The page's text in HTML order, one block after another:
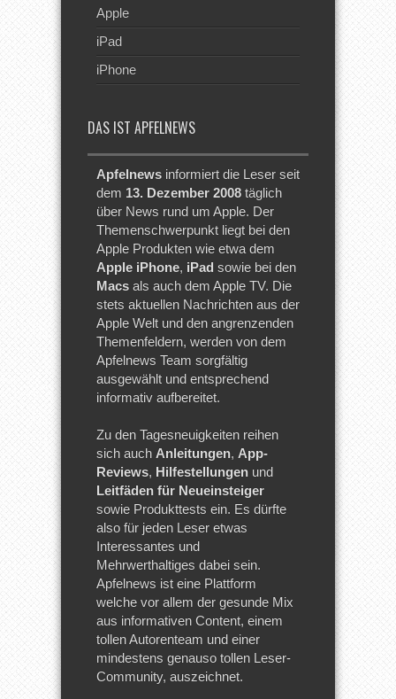
Apple
iPad
iPhone
DAS IST APFELNEWS
Apfelnews informiert die Leser seit
dem 13. Dezember 2008 täglich
über News rund um Apple. Der
Themenschwerpunkt liegt bei den
Apple Produkten wie etwa dem
Apple iPhone, iPad sowie bei den
Macs als auch dem Apple TV. Die
stets aktuellen Nachrichten aus der
Apple Welt und den angrenzenden
Themenfeldern, werden von dem
Apfelnews Team sorgfältig
ausgewählt und entsprechend
informativ aufbereitet.
Zu den Tagesneuigkeiten reihen
sich auch Anleitungen, App-
Reviews, Hilfestellungen und
Leitfäden für Neueinsteiger
sowie Produkttests ein. Es dürfte
also für jeden Leser etwas
Interessantes und
Mehrwerthaltiges dabei sein.
Apfelnews ist eine Plattform
welche vor allem der gesunde Mix
aus informativen Content, einem
tollen Autorenteam und einer
mindestens genauso tollen Leser-
Community, auszeichnet.